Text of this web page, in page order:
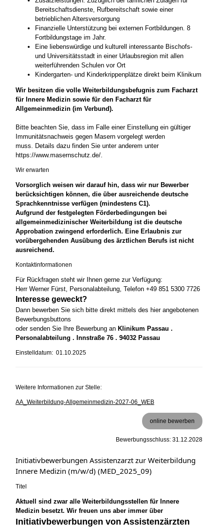
Bereitschaftsdienste, Rufbereitschaft sowie einer
betrieblichen Altersversorgung
Finanzielle Unterstützung bei externen Fortbildungen. 8
Fortbildungstage im Jahr.
Eine liebenswürdige und kulturell interessante Bischofs-
und Universitätsstadt in einer Urlaubsregion mit allen
weiterführenden Schulen vor Ort
Kindergarten- und Kinderkrippenplätze direkt beim Klinikum
Wir besitzen die volle Weiterbildungsbefugnis zum Facharzt
für Innere Medizin sowie für den Facharzt für
Allgemeinmedizin (im Verbund).
Bitte beachten Sie, dass im Falle einer Einstellung ein gültiger
Immunitätsnachweis gegen Masern vorgelegt werden
muss. Details dazu finden Sie unter anderem unter
https://www.masernschutz.de/.
Wir erwarten
Vorsorglich weisen wir darauf hin, dass wir nur Bewerber
berücksichtigen können, die über ausreichende deutsche
Sprachkenntnisse verfügen (mindestens C1).
Aufgrund der festgelegten Förderbedingungen bei
allgemeinmedizinischer Weiterbildung ist die deutsche
Approbation zwingend erforderlich. Eine Erlaubnis zur
vorübergehenden Ausübung des ärztlichen Berufs ist nicht
ausreichend.
Kontaktinformationen
Für Rückfragen steht wir Ihnen gerne zur Verfügung:
Herr Werner Fürst, Personalabteilung, Telefon +49 851 5300 7726
Interesse geweckt?
Dann bewerben Sie sich bitte direkt mittels des hier angebotenen
Bewerbungsbuttons
oder senden Sie Ihre Bewerbung an Klinikum Passau .
Personalabteilung . Innstraße 76 . 94032 Passau
Einstelldatum: 01.10.2025
Weitere Informationen zur Stelle:
AA_Weiterbildung-Allgemeinmedizin-2027-06_WEB
online bewerben
Bewerbungsschluss: 31.12.2028
Initiativbewerbungen Assistenzarzt zur Weiterbildung
Innere Medizin (m/w/d) (MED_2025_09)
Titel
Aktuell sind zwar alle Weiterbildungsstellen für Innere
Medizin besetzt. Wir freuen uns aber immer über
Initiativbewerbungen von Assistenzärzten